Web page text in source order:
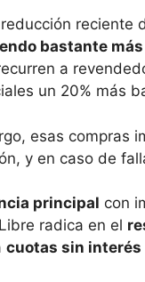
reciente
bastante
a
un 20% más
esas compras
y en caso de
principal con
radica en el
cuotas sin interés